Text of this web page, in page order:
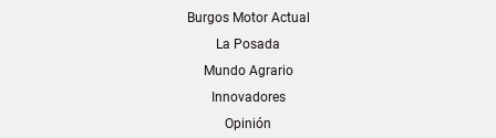
Burgos Motor Actual
La Posada
Mundo Agrario
Innovadores
Opinión